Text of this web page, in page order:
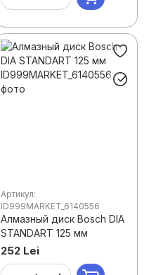
Артикул:
ID999MARKET_6140556
Алмазный диск Bosch DIA
STANDART 125 мм
252 Lei